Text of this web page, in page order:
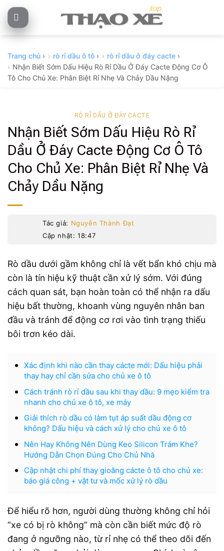
Skip
to
Trang chủ › rò rỉ dầu ô tô › rò rỉ dầu ở đáy cacte ›
Nhận Biết Sớm Dấu Hiệu Rò Rỉ Dầu Ở Đáy Cacte Động Cơ Ô
Tô Cho Chủ Xe: Phân Biệt Rỉ Nhẹ Và Chảy Dầu Nặng
RÒ RỈ DẦU Ở ĐÁY CACTE
Nhận Biết Sớm Dấu Hiệu Rò Rỉ
Dầu Ở Đáy Cacte Động Cơ Ô Tô
Cho Chủ Xe: Phân Biệt Rỉ Nhẹ Và
Chảy Dầu Nặng
Tác giả: Nguyễn Thành Đạt
Cập nhật: 18:47
Rò dầu dưới gầm không chỉ là vết bẩn khó chịu mà
còn là tín hiệu kỹ thuật cần xử lý sớm. Với đúng
cách quan sát, bạn hoàn toàn có thể nhận ra dấu
hiệu bất thường, khoanh vùng nguyên nhân ban
đầu và tránh để động cơ rơi vào tình trạng thiếu
bôi trơn kéo dài.
Xác định khi nào cần thay cácte mới: Dấu hiệu phải
thay hay chỉ cần sửa cho chủ xe ô tô
Cách tránh rò rỉ dầu sau khi thay dầu: 9 mẹo kiểm tra
nhanh cho chủ xe ô tô, xe máy
Giải thích rò dầu có làm tụt áp suất dầu động cơ
không? Dấu hiệu và cách xử lý cho chủ xe ô tô
Nên Hay Không Nên Dùng Keo Silicon Trám Khe?
Hướng Dẫn Chọn Đúng Cho Chủ Nhà
Cập nhật chi phí thay gioăng cácte ô tô cho chủ xe:
báo giá công + vật tư và mốc xử lý rò dầu
Để hiểu rõ hơn, người dùng thường không chỉ hỏi
“xe có bị rò không” mà còn cần biết mức độ rò
đang ở ngưỡng nào, từ rỉ nhẹ có thể theo dõi đến